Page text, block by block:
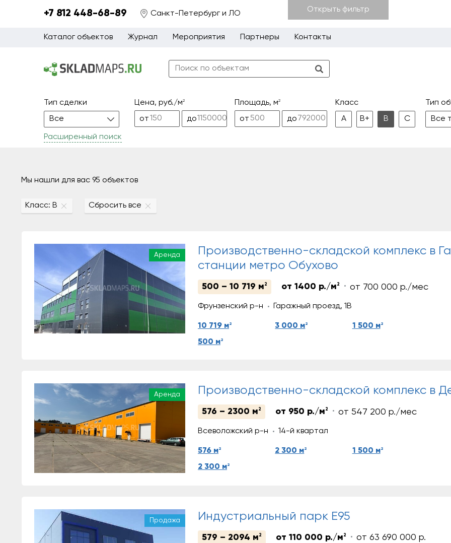
+7 812 448-68-89 Санкт-Петербург и ЛО
Каталог объектов Журнал Мероприятия Партнеры Контакты
Тип сделки
Все
Цена, руб./м2
от до
Площадь, м2
от до
Класс
A
B+ B С
Тип
Все
Расширенный поиск
Открыть фильтр
Мы нашли для вас 95 объектов
Класс: B Сбросить все
Аренда
Производственно-складской комплекс в
станции метро Обухово
500 – 10 719 м 2 от 1400 р./м 2 от 700 000 р./мес
Фрунзенский р-н Гаражный проезд, 1В
10 719 м2 3 000 м2 1 500 м2
500 м2
Аренда Производственно-складской комплекс в
576 – 2300 м 2 от 950 р./м 2 от 547 200 р./мес
Всеволожский р-н 14-й квартал
576 м2 2 300 м2 1 500 м2
2 300 м2
Продажа Индустриальный парк E95
579 – 2094 м 2 от 110 000 р./м 2 от 63 690 000 р.